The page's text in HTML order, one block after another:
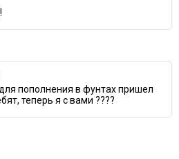
пополнения в фунтах пришел
теперь я с вами ????